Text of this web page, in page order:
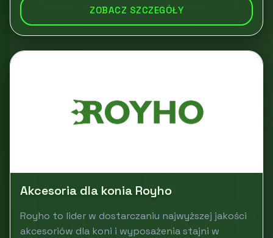
ZOBACZ SZCZEGÓŁY
Akcesoria dla konia Royho
Royho to lider w dostarczaniu najwyższej jakości
akcesoriów dla koni i wyposażenia stajni w